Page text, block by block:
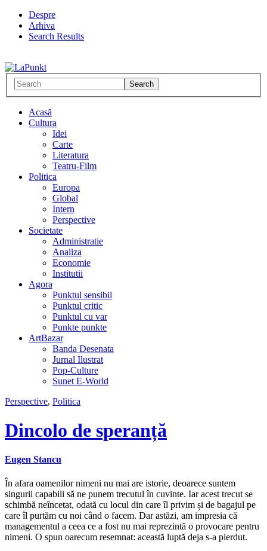
Despre
Arhiva
Search Results
Acasă
Cultura
Idei
Carte
Literatura
Teatru-Film
Politica
Europa
Global
Intern
Perspective
Societate
Administratie
Analiza
Economie
Institutii
Agora
Punktul sensibil
Punktul critic
Punktul cu var
Punkte punkte
ArtBazar
Banda Desenata
Jurnal Ilustrat
Pop-Culture
Sunet E-World
Perspective, Politica
Dincolo de speranță
Eugen Stancu
În afara oamenilor nimeni nu mai are istorie, deoarece suntem
singurii capabili să ne punem trecutul în cuvinte. Iar acest trecut se
schimbă neîncetat, odată cu locul din care îl privim și de bagajul pe
care îl purtăm cu noi când o facem. Dar astăzi, am impresia că
managementul a ceea ce a fost nu mai reprezintă o provocare pentru
nimeni. O spun oarecum resemnat: această luptă deja s-a pierdut.